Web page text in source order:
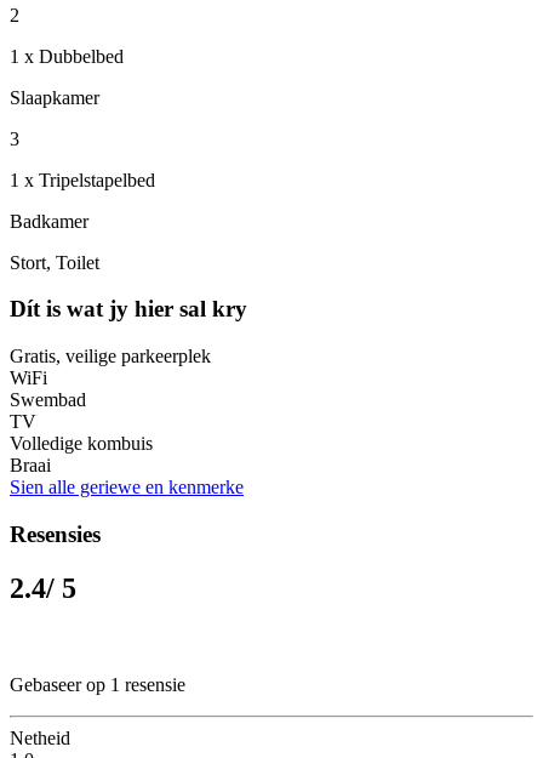
2
1 x Dubbelbed
Slaapkamer
3
1 x Tripelstapelbed
Badkamer
Stort, Toilet
Dít is wat jy hier sal kry
Gratis, veilige parkeerplek
WiFi
Swembad
TV
Volledige kombuis
Braai
Sien alle geriewe en kenmerke
Resensies
2.4/ 5
Gebaseer op 1 resensie
Netheid